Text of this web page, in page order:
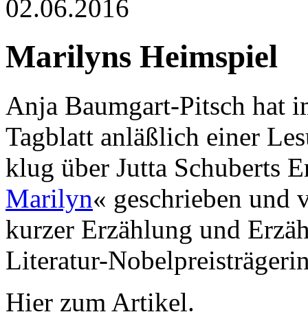
02.06.2016
Marilyns Heimspiel
Anja Baumgart-Pitsch hat
Tagblatt anläßlich einer
klug über Jutta Schuberts
Marilyn« geschrieben und
kurzer Erzählung und
Literatur-
Hier zum Artikel.